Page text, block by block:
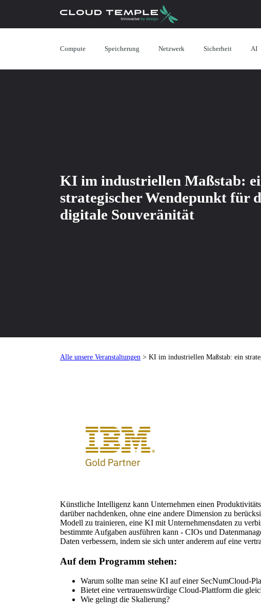
Compute Speicherung Netzwerk Sicherheit AI
KI im industriellen Maßstab:
strategischer Wendepunkt für
digitale Souveränität
Alle unsere Veranstaltungen > KI im industriellen Maßstab: ein
Künstliche Intelligenz kann Unternehmen einen
darüber nachdenken, ohne eine andere Dimension zu
Modell zu trainieren, eine KI mit Unternehmensdaten zu
bestimmte Aufgaben ausführen kann - CIOs und
Daten verbessern, indem sie sich unter anderem auf eine
Auf dem Programm stehen:
Warum sollte man seine KI auf einer SecNumCloud-
Bietet eine vertrauenswürdige Cloud-Plattform die
Wie gelingt die Skalierung?